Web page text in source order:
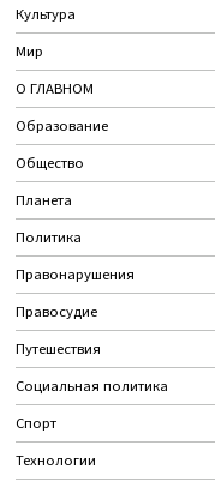
Культура
Мир
О ГЛАВНОМ
Образование
Общество
Планета
Политика
Правонарушения
Правосудие
Путешествия
Социальная политика
Спорт
Технологии